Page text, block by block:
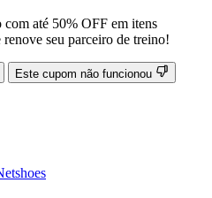
até 50% OFF em itens
seu parceiro de treino!
Este cupom não funcionou